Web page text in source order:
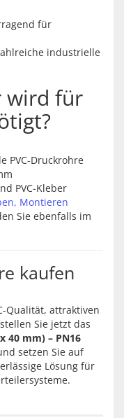
für
industrielle
wird für
PVC-Druckrohre
PVC-Kleber
Montieren
Sie ebenfalls im
kaufen
Qualität, attraktiven
Sie jetzt das
40 mm) – PN16
setzen Sie auf
Lösung für